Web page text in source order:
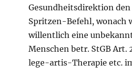
Gesundheitsdirektion
Spritzen-Be­fehl, wonach
willentlich eine
Menschen betr. StGB Art.
lege-artis-Therapie etc.